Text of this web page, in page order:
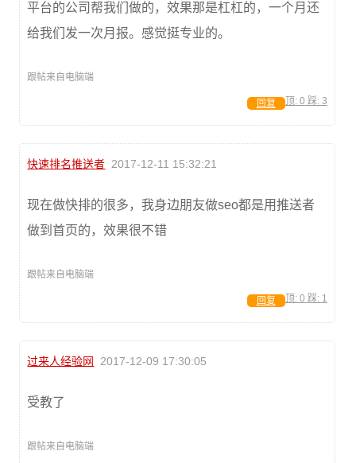
平台的公司帮我们做的，效果那是杠杠的，一个月还
给我们发一次月报。感觉挺专业的。
跟帖来自电脑端
顶: 0 踩: 3
回复
快速排名推送者 2017-12-11 15:32:21
现在做快排的很多，我身边朋友做seo都是用推送者
做到首页的，效果很不错
跟帖来自电脑端
顶: 0 踩: 1
回复
过来人经验网 2017-12-09 17:30:05
受教了
跟帖来自电脑端